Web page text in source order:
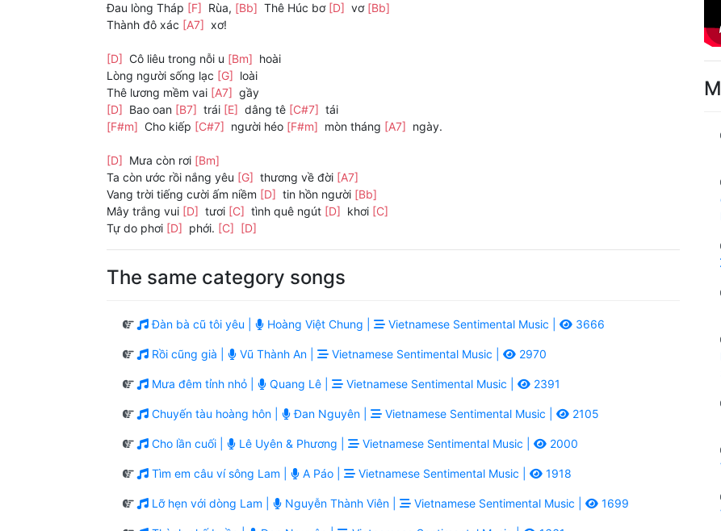
Đau lòng Tháp [F] Rùa, [Bb] Thê Húc bơ [D] vơ [Bb]
Thành đô xác [A7] xơ!
[D] Cô liêu trong nỗi u [Bm] hoài
Lòng người sống lạc [G] loài
Thê lương mềm vai [A7] gầy
[D] Bao oan [B7] trái [E] dâng tê [C#7] tái
[F#m] Cho kiếp [C#7] người héo [F#m] mòn tháng [A7] ngày.
[D] Mưa còn rơi [Bm]
Ta còn ước rồi nắng yêu [G] thương về đời [A7]
Vang trời tiếng cười ấm niềm [D] tin hồn người [Bb]
Mây trắng vui [D] tươi [C] tình quê ngút [D] khơi [C]
Tự do phơi [D] phới. [C] [D]
The same category songs
Đàn bà cũ tôi yêu | Hoàng Việt Chung | Vietnamese Sentimental Music | 3666
Rồi cũng già | Vũ Thành An | Vietnamese Sentimental Music | 2970
Mưa đêm tỉnh nhỏ | Quang Lê | Vietnamese Sentimental Music | 2391
Chuyến tàu hoàng hôn | Đan Nguyên | Vietnamese Sentimental Music | 2105
Cho lần cuối | Lê Uyên & Phương | Vietnamese Sentimental Music | 2000
Tìm em câu ví sông Lam | A Páo | Vietnamese Sentimental Music | 1918
Lỡ hẹn với dòng Lam | Nguyễn Thành Viên | Vietnamese Sentimental Music | 1699